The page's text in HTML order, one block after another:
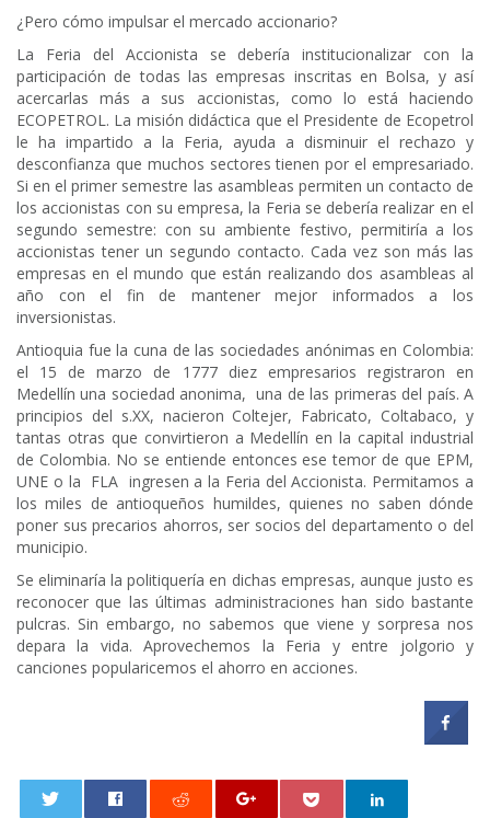
¿Pero cómo impulsar el mercado accionario?
La Feria del Accionista se debería institucionalizar con la
participación de todas las empresas inscritas en Bolsa, y así
acercarlas más a sus accionistas, como lo está haciendo
ECOPETROL. La misión didáctica que el Presidente de Ecopetrol
le ha impartido a la Feria, ayuda a disminuir el rechazo y
desconfianza que muchos sectores tienen por el empresariado.
Si en el primer semestre las asambleas permiten un contacto de
los accionistas con su empresa, la Feria se debería realizar en el
segundo semestre: con su ambiente festivo, permitiría a los
accionistas tener un segundo contacto. Cada vez son más las
empresas en el mundo que están realizando dos asambleas al
año con el fin de mantener mejor informados a los
inversionistas.
Antioquia fue la cuna de las sociedades anónimas en Colombia:
el 15 de marzo de 1777 diez empresarios registraron en
Medellín una sociedad anonima, una de las primeras del país. A
principios del s.XX, nacieron Coltejer, Fabricato, Coltabaco, y
tantas otras que convirtieron a Medellín en la capital industrial
de Colombia. No se entiende entonces ese temor de que EPM,
UNE o la FLA ingresen a la Feria del Accionista. Permitamos a
los miles de antioqueños humildes, quienes no saben dónde
poner sus precarios ahorros, ser socios del departamento o del
municipio.
Se eliminaría la politiquería en dichas empresas, aunque justo es
reconocer que las últimas administraciones han sido bastante
pulcras. Sin embargo, no sabemos que viene y sorpresa nos
depara la vida. Aprovechemos la Feria y entre jolgorio y
canciones popularicemos el ahorro en acciones.